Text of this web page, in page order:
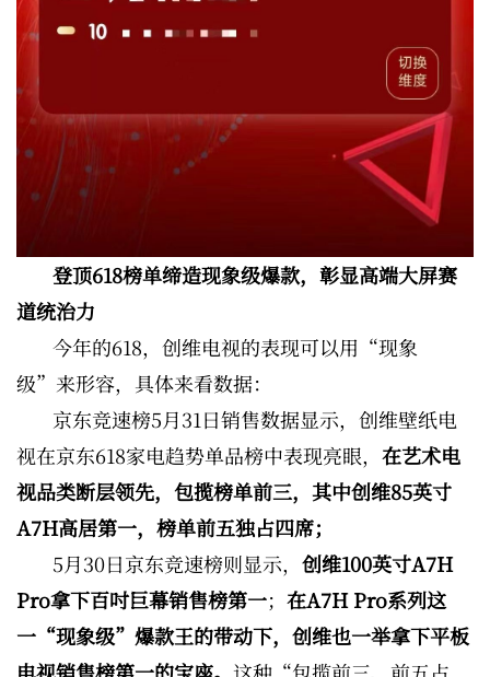
登顶618榜单缔造现象级爆款，彰显高端大屏赛
道统治力
今年的618，创维电视的表现可以用“现象
级”来形容，具体来看数据：
京东竞速榜5月31日销售数据显示，创维壁纸电
视在京东618家电趋势单品榜中表现亮眼， 在艺术电
视品类断层领先，包揽榜单前三，其中创维85英寸
A7H高居第一，榜单前五独占四席；
5月30日京东竞速榜则显示， 创维100英寸A7H
Pro拿下百吋巨幕销售榜第一； 在A7H Pro系列这
一“现象级”爆款王的带动下，创维也一举拿下平板